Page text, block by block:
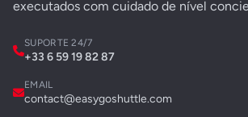
executados com cuidado de nível
SUPORTE 24/7
+33 6 59 19 82 87
EMAIL
contact@easygoshuttle.com